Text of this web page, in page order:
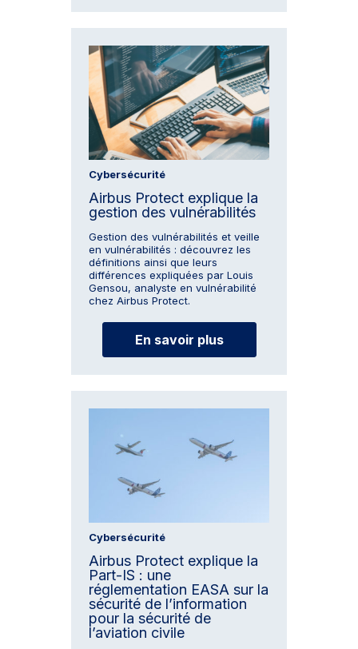
Cybersécurité
Airbus Protect explique la
gestion des vulnérabilités
Gestion des vulnérabilités et veille
en vulnérabilités : découvrez les
définitions ainsi que leurs
différences expliquées par Louis
Gensou, analyste en vulnérabilité
chez Airbus Protect.
En savoir plus
Cybersécurité
Airbus Protect explique la
Part-IS : une
réglementation EASA sur la
sécurité de l’information
pour la sécurité de
l’aviation civile